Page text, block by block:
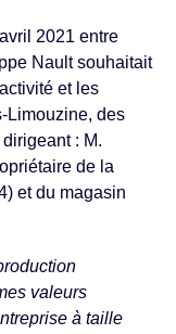
2021 entre
Nault souhaitait
et les
Limouzine, des
: M.
de la
et du magasin
valeurs
à taille